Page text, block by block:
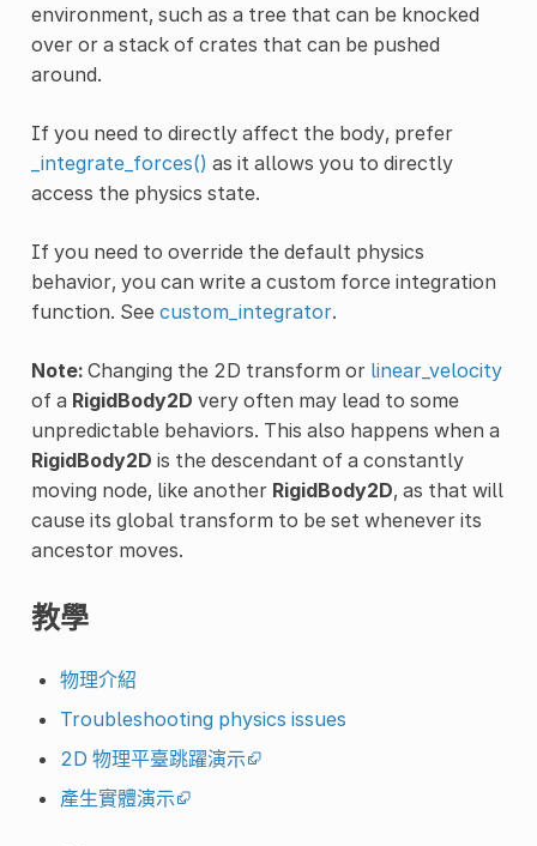
environment, such as a tree that can be knocked
over or a stack of crates that can be pushed
around.
If you need to directly affect the body, prefer
_integrate_forces() as it allows you to directly
access the physics state.
If you need to override the default physics
behavior, you can write a custom force integration
function. See custom_integrator.
Note:Changing the 2D transform or linear_velocity
of a RigidBody2D very often may lead to some
unpredictable behaviors. This also happens when a
RigidBody2D is the descendant of a constantly
moving node, like another RigidBody2D, as that will
cause its global transform to be set whenever its
ancestor moves.
教學
物理介紹
Troubleshooting physics issues
2D 物理平臺跳躍演示
產生實體演示